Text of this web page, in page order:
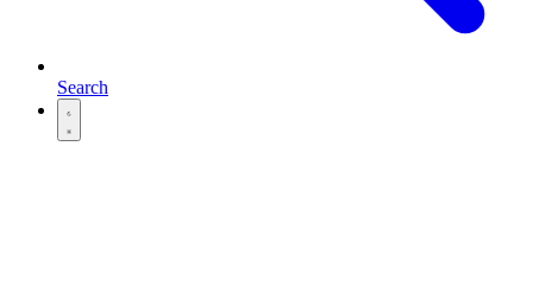
Search